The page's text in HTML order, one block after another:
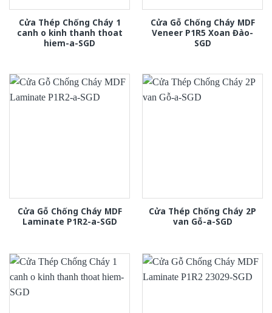
Cửa Thép Chống Cháy 1
canh o kinh thanh thoat
hiem-a-SGD
Cửa Gỗ Chống Cháy MDF
Veneer P1R5 Xoan Đào-
SGD
Cửa Gỗ Chống Cháy MDF
Laminate P1R2-a-SGD
Cửa Thép Chống Cháy 2P
van Gỗ-a-SGD